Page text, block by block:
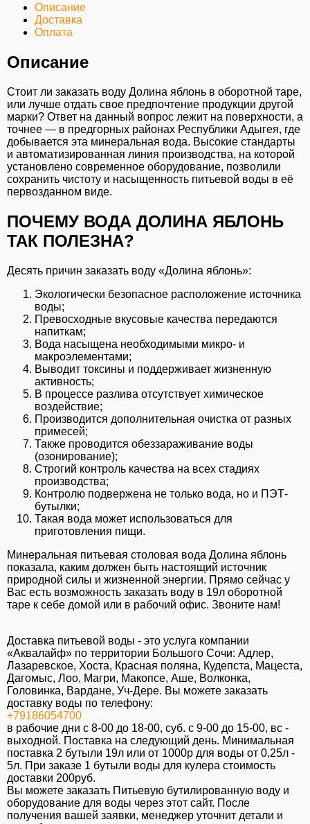
Описание
Доставка
Оплата
Описание
Стоит ли заказать воду Долина яблонь в оборотной таре,
или лучше отдать свое предпочтение продукции другой
марки? Ответ на данный вопрос лежит на поверхности, а
точнее — в предгорных районах Республики Адыгея, где
добывается эта минеральная вода. Высокие стандарты
и автоматизированная линия производства, на которой
установлено современное оборудование, позволили
сохранить чистоту и насыщенность питьевой воды в её
первозданном виде.
ПОЧЕМУ ВОДА ДОЛИНА ЯБЛОНЬ
ТАК ПОЛЕЗНА?
Десять причин заказать воду «Долина яблонь»:
Экологически безопасное расположение источника
воды;
Превосходные вкусовые качества передаются
напиткам;
Вода насыщена необходимыми микро- и
макроэлементами;
Выводит токсины и поддерживает жизненную
активность;
В процессе разлива отсутствует химическое
воздействие;
Производится дополнительная очистка от разных
примесей;
Также проводится обеззараживание воды
(озонирование);
Строгий контроль качества на всех стадиях
производства;
Контролю подвержена не только вода, но и ПЭТ-
бутылки;
Такая вода может использоваться для
приготовления пищи.
Минеральная питьевая столовая вода Долина яблонь
показала, каким должен быть настоящий источник
природной силы и жизненной энергии. Прямо сейчас у
Вас есть возможность заказать воду в 19л оборотной
таре к себе домой или в рабочий офис. Звоните нам!
Доставка питьевой воды - это услуга компании
«Аквалайф» по территории Большого Сочи: Адлер,
Лазаревское, Хоста, Красная поляна, Кудепста, Мацеста,
Дагомыс, Лоо, Магри, Макопсе, Аше, Волконка,
Головинка, Вардане, Уч-Дере. Вы можете заказать
доставку воды по телефону:
+79186054700
в рабочие дни с 8-00 до 18-00, суб. c 9-00 до 15-00, вс -
выходной. Поставка на следующий день. Минимальная
поставка 2 бутыли 19л или от 1000р для воды от 0,25л -
5л. При заказе 1 бутыли воды для кулера стоимость
доставки 200руб.
Вы можете заказать Питьевую бутилированную воду и
оборудование для воды через этот сайт. После
получения вашей заявки, менеджер уточнит детали и